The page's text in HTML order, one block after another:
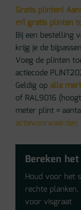
Gratis plinten!
m1 gratis plinten
Bij een bestelling
krijg je de
Voeg de plinten
actiecode
Geldig opalle
of RAL9016
meter plint =
actievoorwaarden
Bereken
Houd voor het
rechte
voor visgraat